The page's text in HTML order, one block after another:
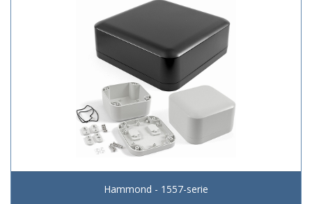
Hammond - 1557-serie